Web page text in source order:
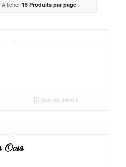
Afficher 15 Produits par page
Voir les détails
Oasis